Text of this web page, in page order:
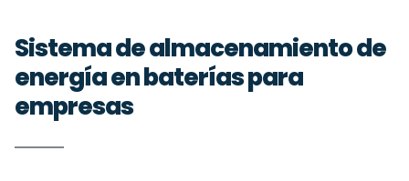
Sistema de almacenamiento de
energía en baterías para
empresas